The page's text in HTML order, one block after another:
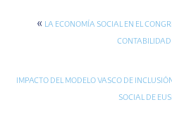
« LA ECONOMÍA SOCIAL EN EL
CONTABILIDAD
IMPACTO DEL MODELO VASCO DE
SOCIAL DE